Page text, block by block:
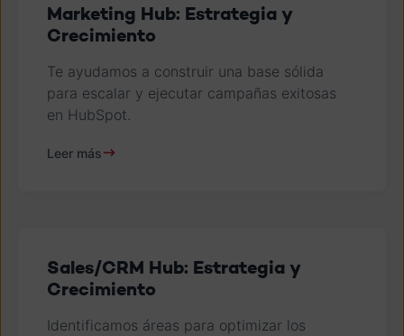
Marketing Hub: Estrategia y
Crecimiento
Te ayudamos a construir una base sólida
para escalar y ejecutar campañas exitosas
en HubSpot.
Leer más
Sales/CRM Hub: Estrategia y
Crecimiento
Identificamos áreas para optimizar los